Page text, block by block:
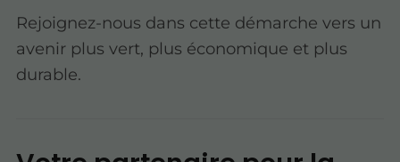
Rejoignez-nous dans cette démarche vers un
avenir plus vert, plus économique et plus
durable.